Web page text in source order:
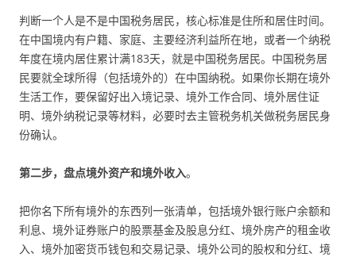
判断一个人是不是中国税务居民，核心标准是住所和居住时间。
在中国境内有户籍、家庭、主要经济利益所在地，或者一个纳税
年度在境内居住累计满183天，就是中国税务居民。中国税务居
民要就全球所得（包括境外的）在中国纳税。如果你长期在境外
生活工作，要保留好出入境记录、境外工作合同、境外居住证
明、境外纳税记录等材料，必要时去主管税务机关做税务居民身
份确认。
第二步，盘点境外资产和境外收入。
把你名下所有境外的东西列一张清单，包括境外银行账户余额和
利息、境外证券账户的股票基金及股息分红、境外房产的租金收
入、境外加密货币钱包和交易记录、境外公司的股权和分红、境